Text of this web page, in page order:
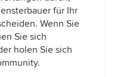
für Ihr
Wenn Sie
Sie sich
holen Sie sich